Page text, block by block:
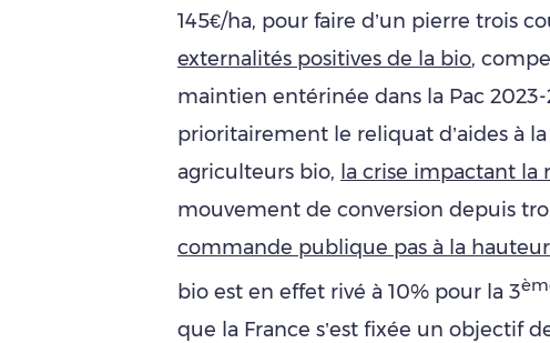
145€/ha, pour faire d’un pierre trois
externalités positives de la bio,
maintien entérinée dans la Pac
prioritairement le reliquat d’aides à
agriculteurs bio, la crise impactant la
mouvement de conversion depuis
commande publique pas à la hauteur
bio est en effet rivé à 10% pour la 3
que la France s’est fixée un objectif